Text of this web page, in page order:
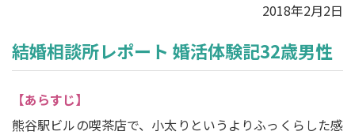
2018年2月2日
結婚相談所レポート 婚活体験記32歳男性
【あらすじ】
熊谷駅ビルの喫茶店で、小太りというよりふっくらした感